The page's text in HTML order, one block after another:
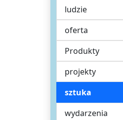
ludzie
oferta
Produkty
projekty
sztuka
wydarzenia